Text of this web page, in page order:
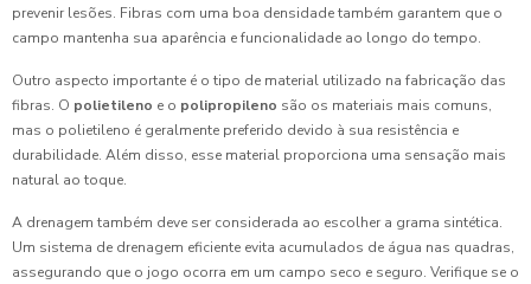
prevenir lesões. Fibras com uma boa densidade também garantem que o
campo mantenha sua aparência e funcionalidade ao longo do tempo.
Outro aspecto importante é o tipo de material utilizado na fabricação das
fibras. O polietileno e o polipropileno são os materiais mais comuns,
mas o polietileno é geralmente preferido devido à sua resistência e
durabilidade. Além disso, esse material proporciona uma sensação mais
natural ao toque.
A drenagem também deve ser considerada ao escolher a grama sintética.
Um sistema de drenagem eficiente evita acumulados de água nas quadras,
assegurando que o jogo ocorra em um campo seco e seguro. Verifique se o